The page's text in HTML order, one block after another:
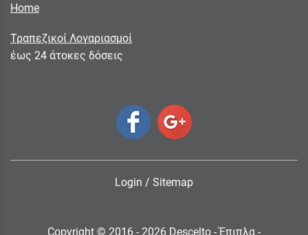
Home
Τραπεζικοί Λογαριασμοί
έως 24 άτοκες δόσεις
Login / Sitemap
Copyright © 2016 - 2026 Descelto - Έπιπλα -